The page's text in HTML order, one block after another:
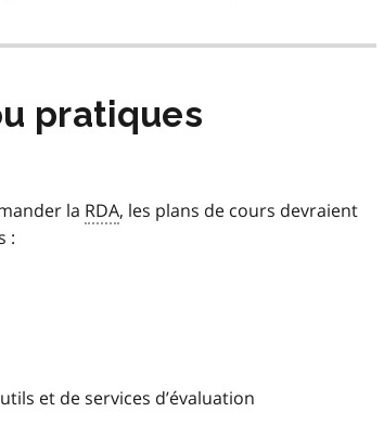
pratiques
la RDA, les plans de cours devraient
:
et de services d’évaluation